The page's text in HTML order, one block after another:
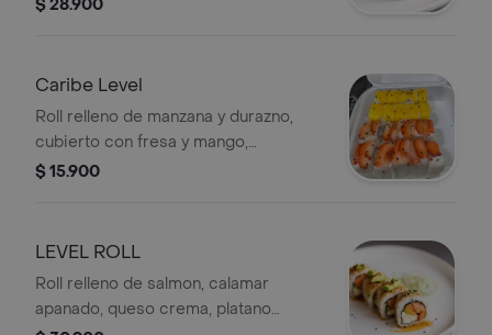
$ 28.900
Caribe Level
Roll relleno de manzana y durazno,
cubierto con fresa y mango,
decorado con semillas de sésamo
$ 15.900
LEVEL ROLL
Roll relleno de salmon, calamar
apanado, queso crema, platano